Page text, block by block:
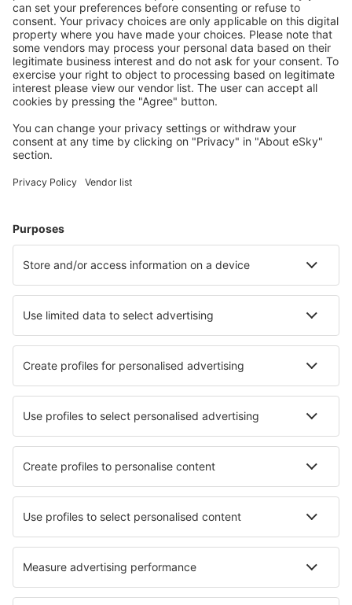
cómodamente tus viajes
Planifica tu viaje
Vuelos baratos
Escapadas
Vuelo+Hotel
Hoteles
Traslados
Atracciones
Eventos deportivos
Aprende más
Mejor Precio Garantizado
Aplicación móvil
Aerolíneas
Ryanair
Vueling
Iberia
Air Europa
Wizz Air
Sobre eSky